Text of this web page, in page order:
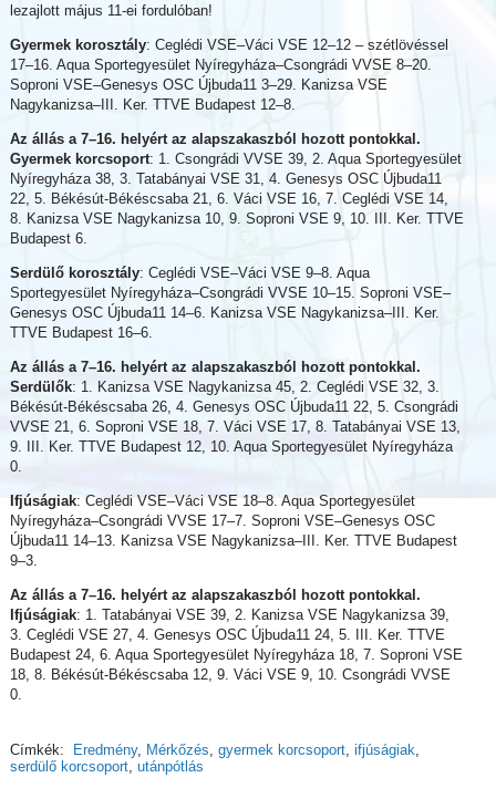
lezajlott május 11-ei fordulóban!
Gyermek korosztály: Ceglédi VSE–Váci VSE 12–12 – szétlövéssel
17–16. Aqua Sportegyesület Nyíregyháza–Csongrádi VVSE 8–20.
Soproni VSE–Genesys OSC Újbuda11 3–29. Kanizsa VSE
Nagykanizsa–III. Ker. TTVE Budapest 12–8.
Az állás a 7–16. helyért az alapszakaszból hozott pontokkal.
Gyermek korcsoport: 1. Csongrádi VVSE 39, 2. Aqua Sportegyesület
Nyíregyháza 38, 3. Tatabányai VSE 31, 4. Genesys OSC Újbuda11
22, 5. Békésút-Békéscsaba 21, 6. Váci VSE 16, 7. Ceglédi VSE 14,
8. Kanizsa VSE Nagykanizsa 10, 9. Soproni VSE 9, 10. III. Ker. TTVE
Budapest 6.
Serdülő korosztály: Ceglédi VSE–Váci VSE 9–8. Aqua
Sportegyesület Nyíregyháza–Csongrádi VVSE 10–15. Soproni VSE–
Genesys OSC Újbuda11 14–6. Kanizsa VSE Nagykanizsa–III. Ker.
TTVE Budapest 16–6.
Az állás a 7–16. helyért az alapszakaszból hozott pontokkal.
Serdülők: 1. Kanizsa VSE Nagykanizsa 45, 2. Ceglédi VSE 32, 3.
Békésút-Békéscsaba 26, 4. Genesys OSC Újbuda11 22, 5. Csongrádi
VVSE 21, 6. Soproni VSE 18, 7. Váci VSE 17, 8. Tatabányai VSE 13,
9. III. Ker. TTVE Budapest 12, 10. Aqua Sportegyesület Nyíregyháza
0.
Ifjúságiak: Ceglédi VSE–Váci VSE 18–8. Aqua Sportegyesület
Nyíregyháza–Csongrádi VVSE 17–7. Soproni VSE–Genesys OSC
Újbuda11 14–13. Kanizsa VSE Nagykanizsa–III. Ker. TTVE Budapest
9–3.
Az állás a 7–16. helyért az alapszakaszból hozott pontokkal.
Ifjúságiak: 1. Tatabányai VSE 39, 2. Kanizsa VSE Nagykanizsa 39,
3. Ceglédi VSE 27, 4. Genesys OSC Újbuda11 24, 5. III. Ker. TTVE
Budapest 24, 6. Aqua Sportegyesület Nyíregyháza 18, 7. Soproni VSE
18, 8. Békésút-Békéscsaba 12, 9. Váci VSE 9, 10. Csongrádi VVSE
0.
Címkék: Eredmény, Mérkőzés gyermek korcsoport, ifjúságiak
serdülő korcsoport, utánpótlás